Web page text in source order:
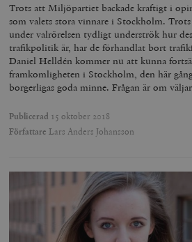
Trots att Miljöpartiet backade kraftigt i
som valets stora vinnare i Stockholm.
under valrörelsen tydligt underströk hur
trafikpolitik är, har de förhandlat bort
Daniel Helldén kommer nu att kunna
framkomligheten i Stockholm, den här
borgerligas goda minne. Frågan är om
Publicerad 15 oktober 2018
Författare Lars Anders Johansson